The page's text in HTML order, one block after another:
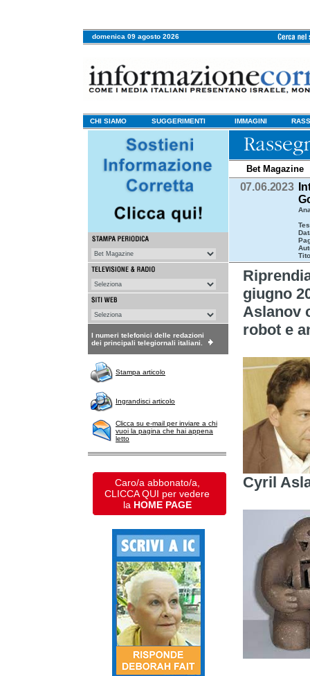
domenica 09 agosto 2026
CHI SIAMO SUGGERIMENTI IMMAGINI
I numeri telefonici delle redazioni
dei principali telegiornali italiani.
Stampa articolo
Ingrandisci articolo
Clicca su e-mail per inviare a chi
vuoi la pagina che hai appena
letto
Caro/a abbonato/a,
CLICCA QUI per vedere
la HOME PAGE
Bet Magazine
07.06.2023
giugno
Aslanov
robot e
Cyril